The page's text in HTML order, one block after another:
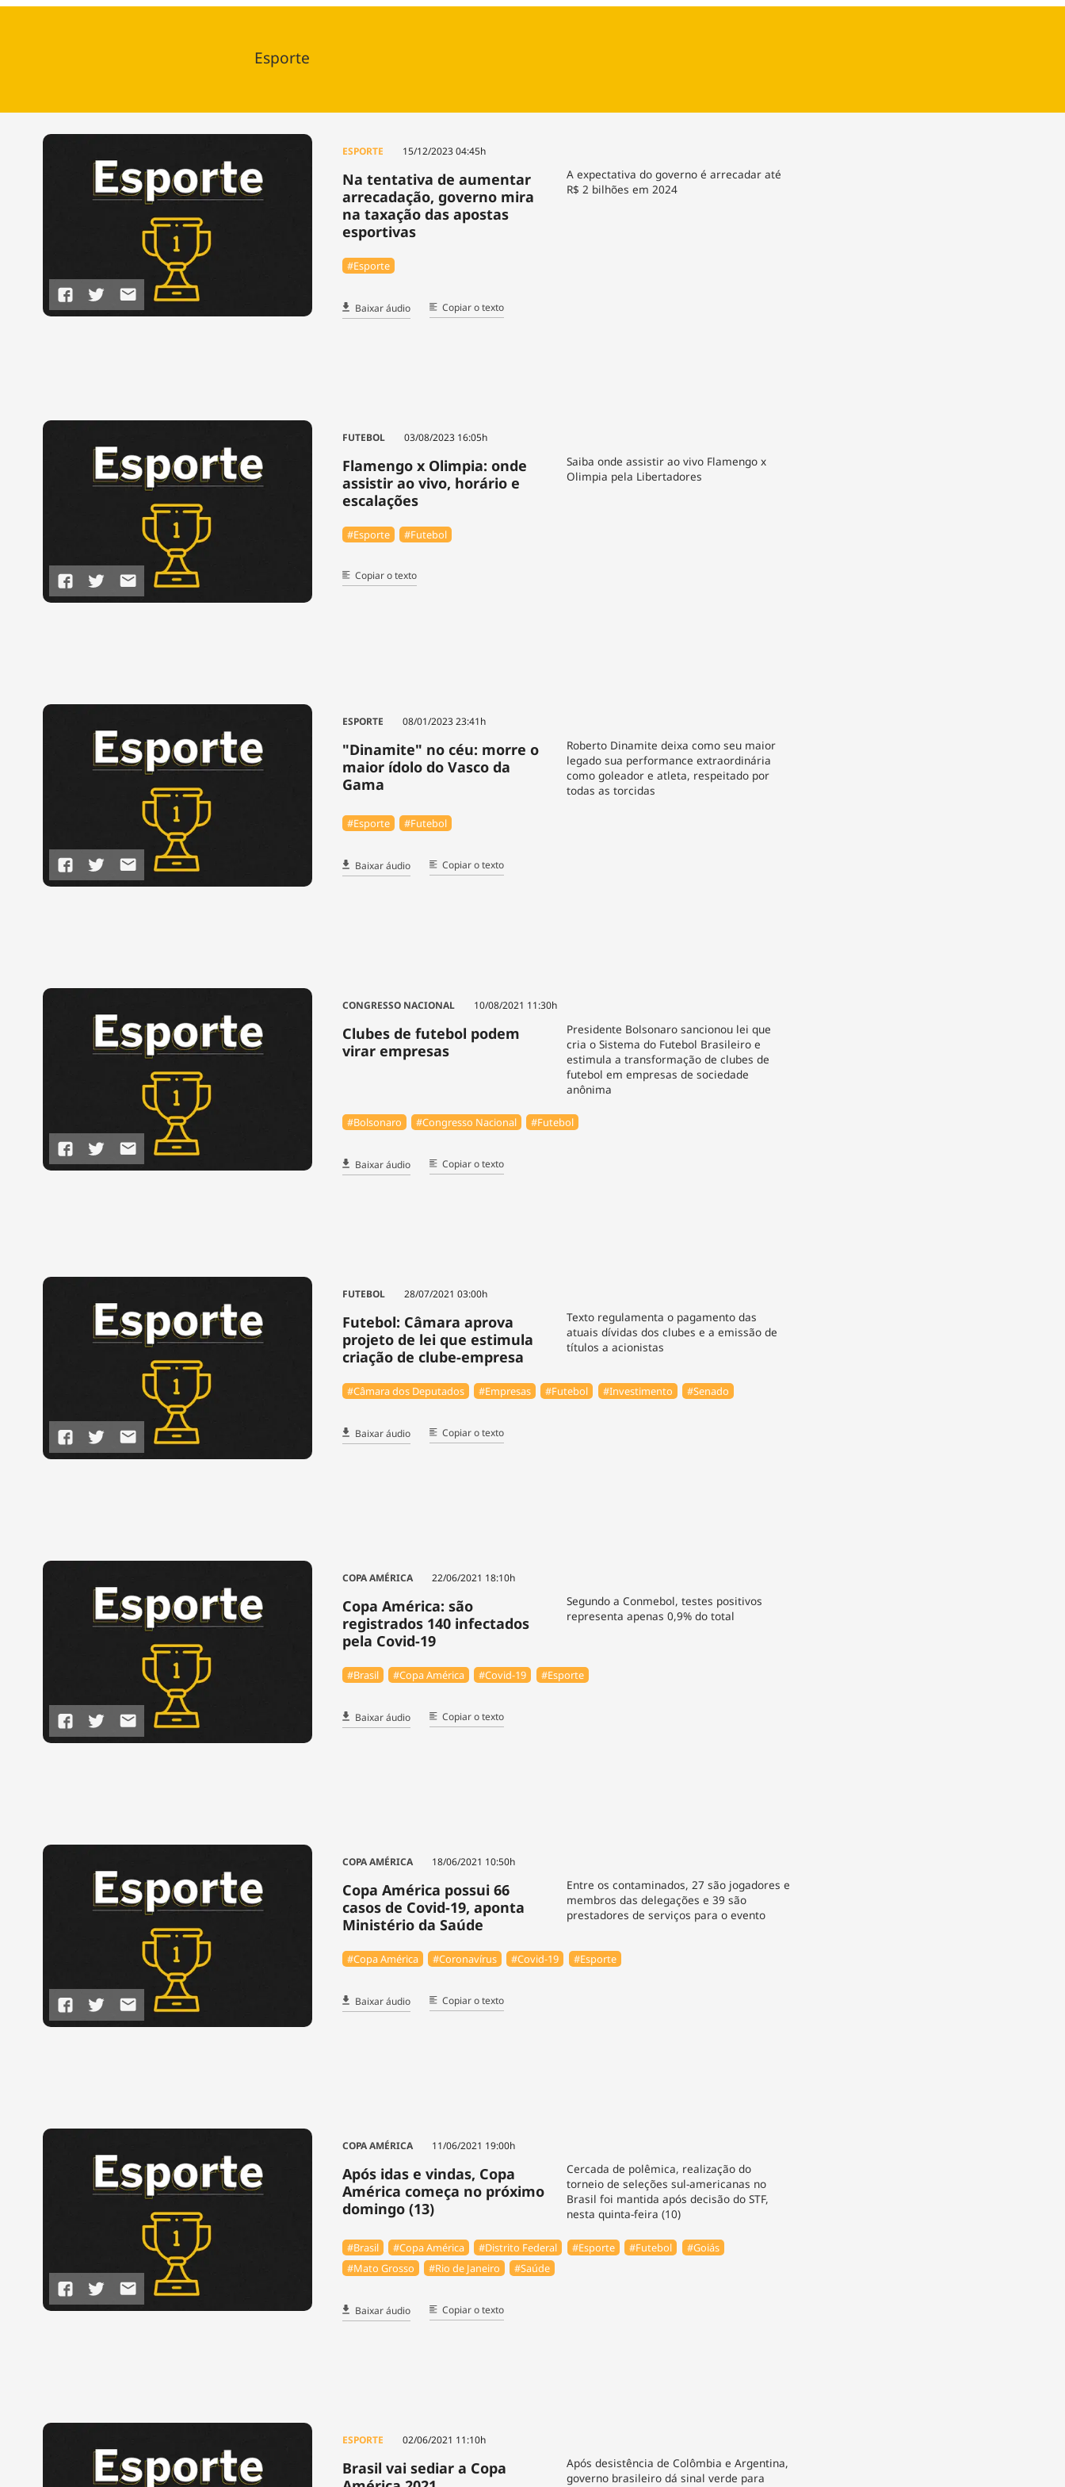
Esporte
ESPORTE 15/12/2023 04:45h
Na tentativa de aumentar
arrecadação, governo mira
na taxação das apostas
esportivas
A expectativa do governo é arrecadar até
R$ 2 bilhões em 2024
#Esporte
Baixar áudio Copiar o texto
FUTEBOL 03/08/2023 16:05h
Flamengo x Olimpia: onde
assistir ao vivo, horário e
escalações
Saiba onde assistir ao vivo Flamengo x
Olimpia pela Libertadores
#Esporte #Futebol
Copiar o texto
ESPORTE 08/01/2023 23:41h
"Dinamite" no céu: morre o
maior ídolo do Vasco da
Gama
Roberto Dinamite deixa como seu maior
legado sua performance extraordinária
como goleador e atleta, respeitado por
todas as torcidas
#Esporte #Futebol
Baixar áudio Copiar o texto
CONGRESSO NACIONAL 10/08/2021 11:30h
Clubes de futebol podem
virar empresas
Presidente Bolsonaro sancionou lei que
cria o Sistema do Futebol Brasileiro e
estimula a transformação de clubes de
futebol em empresas de sociedade
anônima
#Bolsonaro #Congresso Nacional #Futebol
Baixar áudio Copiar o texto
FUTEBOL 28/07/2021 03:00h
Futebol: Câmara aprova
projeto de lei que estimula
criação de clube-empresa
Texto regulamenta o pagamento das
atuais dívidas dos clubes e a emissão de
títulos a acionistas
#Câmara dos Deputados #Empresas #Futebol #Investimento #Senado
Baixar áudio Copiar o texto
COPA AMÉRICA 22/06/2021 18:10h
Copa América: são
registrados 140 infectados
pela Covid-19
Segundo a Conmebol, testes positivos
representa apenas 0,9% do total
#Brasil #Copa América #Covid-19 #Esporte
Baixar áudio Copiar o texto
COPA AMÉRICA 18/06/2021 10:50h
Copa América possui 66
casos de Covid-19, aponta
Ministério da Saúde
Entre os contaminados, 27 são jogadores e
membros das delegações e 39 são
prestadores de serviços para o evento
#Copa América #Coronavírus #Covid-19 #Esporte
Baixar áudio Copiar o texto
COPA AMÉRICA 11/06/2021 19:00h
Após idas e vindas, Copa
América começa no próximo
domingo (13)
Cercada de polêmica, realização do
torneio de seleções sul-americanas no
Brasil foi mantida após decisão do STF,
nesta quinta-feira (10)
#Brasil #Copa América #Distrito Federal #Esporte #Futebol
#Goiás
#Mato Grosso
#Rio de Janeiro #Saúde
Baixar áudio Copiar o texto
ESPORTE 02/06/2021 11:10h
Brasil vai sediar a Copa
Após desistência de Colômbia e Argentina,
governo brasileiro dá sinal verde para